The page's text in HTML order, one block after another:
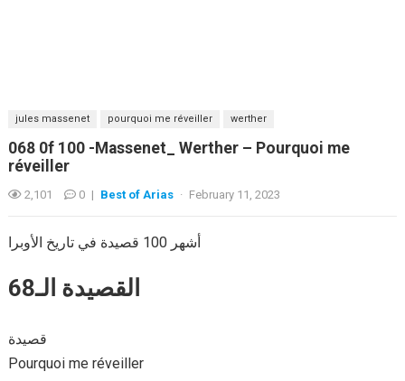
jules massenet pourquoi me réveiller werther
068 0f 100 -Massenet_ Werther – Pourquoi me
réveiller
2,101 0 | Best of Arias · February 11, 2023
أشهر 100 قصيدة في تاريخ الأوبرا
القصيدة الـ68
قصيدة
Pourquoi me réveiller